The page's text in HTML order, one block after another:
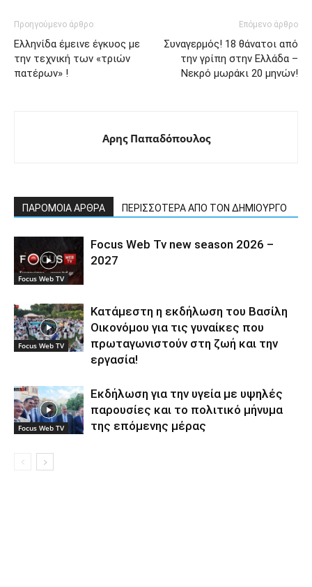
Προηγούμενο άρθρο
Ελληνίδα έμεινε έγκυος με
την τεχνική των «τριών
πατέρων» !
Επόμενο άρθρο
Συναγερμός! 18 θάνατοι από
την γρίπη στην Ελλάδα –
Νεκρό μωράκι 20 μηνών!
Αρης Παπαδόπουλος
ΠΑΡΟΜΟΙΑ ΑΡΘΡΑ ΠΕΡΙΣΣΟΤΕΡΑ ΑΠΟ ΤΟΝ ΔΗΜΙΟΥΡΓΟ
Focus Web TV
Focus Web Tv new season 2026 –
2027
Focus Web TV
Κατάμεστη η εκδήλωση του Βασίλη
Οικονόμου για τις γυναίκες που
πρωταγωνιστούν στη ζωή και την
εργασία!
Focus Web TV
Εκδήλωση για την υγεία με υψηλές
παρουσίες και το πολιτικό μήνυμα
της επόμενης μέρας